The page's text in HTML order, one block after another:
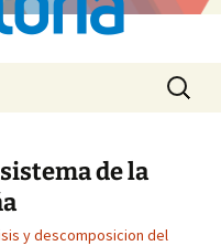
Buscar:
de la
y descomposicion del